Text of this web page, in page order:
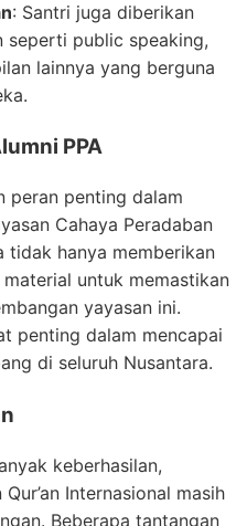
: Santri juga diberikan
seperti public speaking,
lainnya yang berguna
PPA
peran penting dalam
Cahaya Peradaban
tidak hanya memberikan
untuk memastikan
yayasan ini.
penting dalam mencapai
di seluruh Nusantara.
keberhasilan,
Internasional masih
Beberapa tantangan